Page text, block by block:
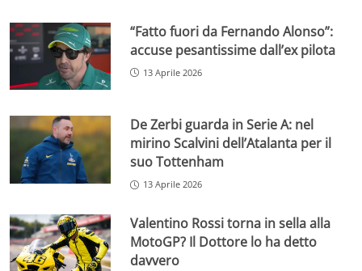
“Fatto fuori da Fernando Alonso”:
accuse pesantissime dall’ex pilota
13 Aprile 2026
De Zerbi guarda in Serie A: nel
mirino Scalvini dell’Atalanta per il
suo Tottenham
13 Aprile 2026
Valentino Rossi torna in sella alla
MotoGP? Il Dottore lo ha detto
davvero